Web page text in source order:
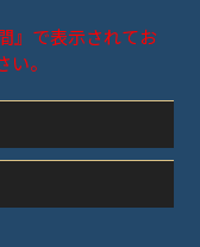
』で表示されてお
。